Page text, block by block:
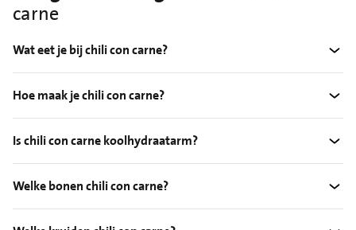
carne
Wat eet je bij chili con carne?
Hoe maak je chili con carne?
Is chili con carne koolhydraatarm?
Welke bonen chili con carne?